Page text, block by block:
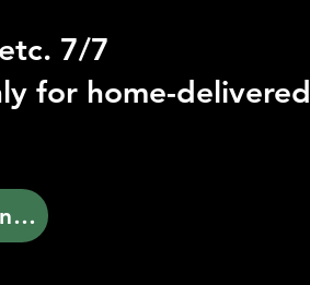
7/7
for home-delivered
Click here - Order and Pay Online